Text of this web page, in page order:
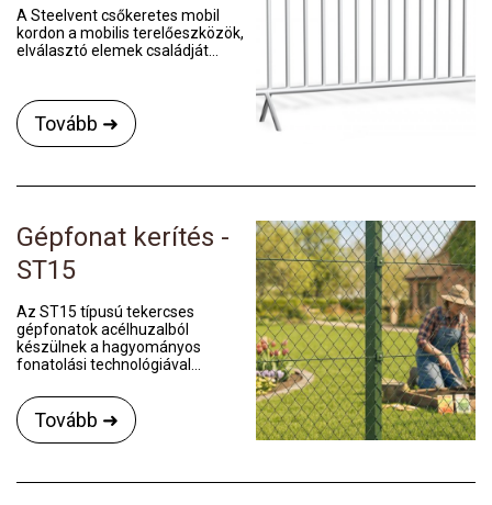
A Steelvent csőkeretes mobil
kordon a mobilis terelőeszközök,
elválasztó elemek családját...
Tovább ➜
Gépfonat kerítés -
ST15
Az ST15 típusú tekercses
gépfonatok acélhuzalból
készülnek a hagyományos
fonatolási technológiával...
Tovább ➜